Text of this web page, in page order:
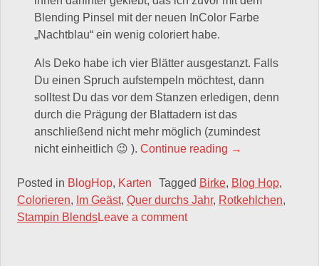
Blending Pinsel mit der neuen InColor Farbe
„Nachtblau“ ein wenig coloriert habe.
Als Deko habe ich vier Blätter ausgestanzt. Falls
Du einen Spruch aufstempeln möchtest, dann
solltest Du das vor dem Stanzen erledigen, denn
durch die Prägung der Blattadern ist das
anschließend nicht mehr möglich (zumindest
nicht einheitlich 😉 ). Continue reading „Blog Hop
→
Posted in BlogHop, Karten Tagged Birke, Blog Hop,
Colorieren, Im Geäst, Quer durchs Jahr, Rotkehlchen,
Stampin BlendsLeave a comment